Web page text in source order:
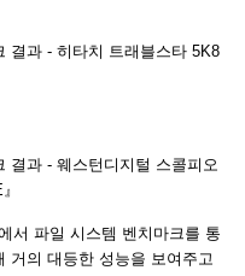
결과 - 히타치 트래블스타 5K8
결과 - 웨스턴디지털 스콜피오
서 파일 시스템 벤치마크를 통
거의 대등한 성능을 보여주고